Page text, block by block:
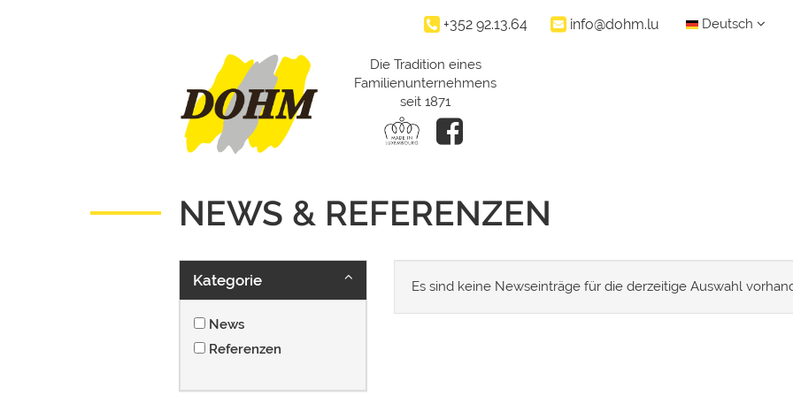
+352 92.13.64 info@dohm.lu Deutsch
Die Tradition eines
Familienunternehmens
seit 1871
NEWS & REFERENZEN
Kategorie
News
Referenzen
Es sind keine Newseinträge für die derzeitige Auswahl